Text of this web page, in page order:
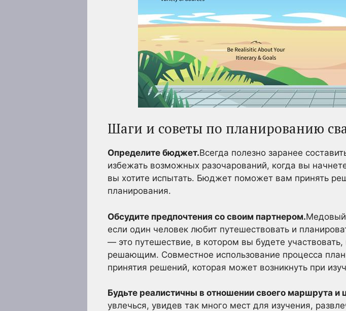
Шаги и советы по планированию
Определите бюджет.Всегда полезно заранее
избежать возможных разочарований, когда вы
вы хотите испытать. Бюджет поможет вам принять
планирования.
Обсудите предпочтения со своим партнером.Медовый
если один человек любит путешествовать и
— это путешествие, в котором вы будете
решающим. Совместное использование процесса
принятия решений, которая может возникнуть при
Будьте реалистичны в отношении своего маршрута и
увлечься, увидев так много мест для изучения,